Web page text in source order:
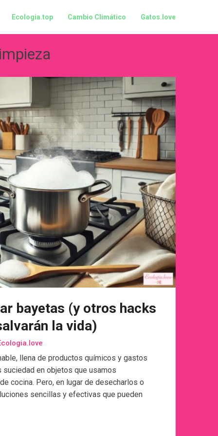
Ecologia.top Cambio Climático Gatos.love
bayetas (y otros hacks
la vida)
llena de productos químicos y gastos
suciedad en objetos que usamos
cocina. Pero, en lugar de desecharlos o
sencillas y efectivas que pueden